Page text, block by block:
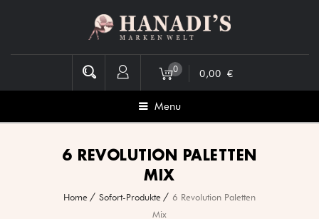
0 0,00 €
Menu
6 REVOLUTION PALETTEN
MIX
Home Sofort-Produkte
6 Revolution Paletten
Mix